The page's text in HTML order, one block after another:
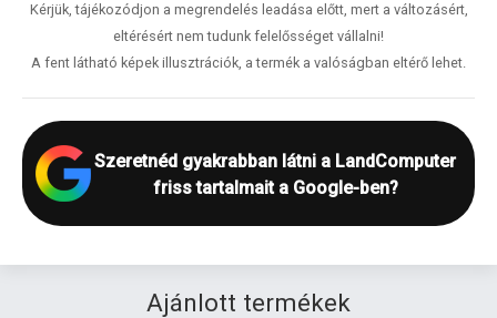
Kérjük, tájékozódjon a megrendelés leadása előtt, mert a változásért,
eltérésért nem tudunk felelősséget vállalni!
A fent látható képek illusztrációk, a termék a valóságban eltérő lehet.
Szeretnéd gyakrabban látni a LandComputer
friss tartalmait a Google-ben?
Ajánlott termékek